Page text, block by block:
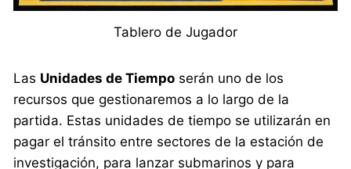
Tablero de Jugador
Las Unidades de Tiempo serán uno de los
recursos que gestionaremos a lo largo de la
partida. Estas unidades de tiempo se utilizarán en
pagar el tránsito entre sectores de la estación de
investigación, para lanzar submarinos y para